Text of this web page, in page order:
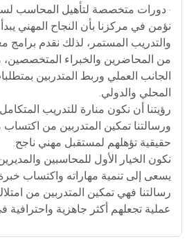
• دورات متخصصة لتأهيل المحاسب
نؤمن في مركزنا بأن النجاح المهني
والتدريب المستمر، لذلك نقدم برامج
من المحاضرين والخبراء المتخصصين،
الجانب العملي وربط المتدربين
المحلي والدولي.
رؤيتنا أن نكون منارة للتدريب
ورسالتنا تمكين المتدربين من
حقيقية تؤهلهم لمستقبل مهني ناجح.
نكون الخيار الأول للمحاسبين
يسعى إلى تنمية مهاراته واكتساب
رسالتنا فهي تمكين المتدربين من
عملية تجعلهم أكثر جاهزية واحترافية